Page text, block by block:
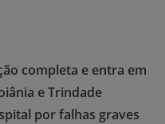
completa e entra em
e Trindade
por falhas graves